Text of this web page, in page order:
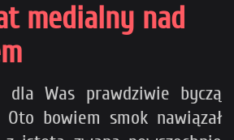
medialny nad
dla Was prawdziwie byczą
Oto bowiem smok nawiązał